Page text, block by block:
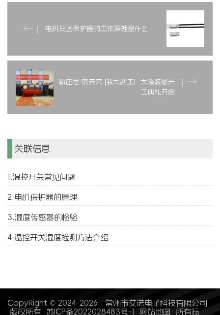
电机马达保护器的工作原理是什么
新征程·筑未来 |我司新工厂大楼装修开
工典礼开启
关联信息
1.温控开关常见问题
2.电机保护器的原理
3.温度传感器的检验
4.温控开关温度检测方法介绍
CopyRight © 2024-2026 常州市艾诺电子科技有限公司
版权所有 苏ICP备2022028483号-1 网站地图 所有标